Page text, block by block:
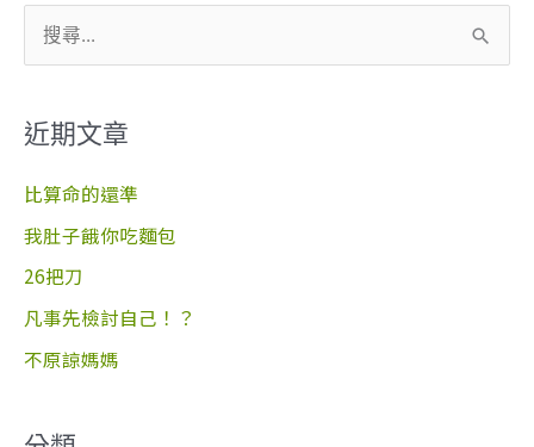
尋
鍵
字
近期文章
比算命的還準
我肚子餓你吃麵包
26把刀
凡事先檢討自己！？
不原諒媽媽